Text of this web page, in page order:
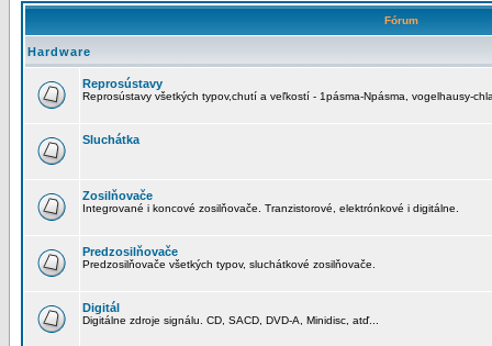
Fórum
Hardware
Reprosústavy
Reprosústavy všetkých typov,chutí a veľkostí - 1pásma-Npásma, vogelhausy-
Sluchátka
Zosilňovače
Integrované i koncové zosilňovače. Tranzistorové, elektrónkové i digitálne.
Predzosilňovače
Predzosilňovače všetkých typov, sluchátkové zosilňovače.
Digitál
Digitálne zdroje signálu. CD, SACD, DVD-A, Minidisc, atď...